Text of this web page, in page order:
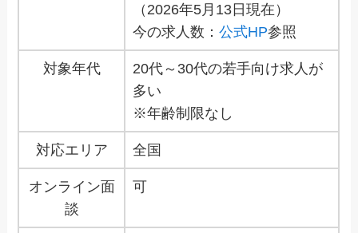
（2026年5月13日現在）
今の求人数：公式HP参照
対象年代
20代～30代の若手向け求人が
多い
※年齢制限なし
対応エリア 全国
オンライン面
談
可